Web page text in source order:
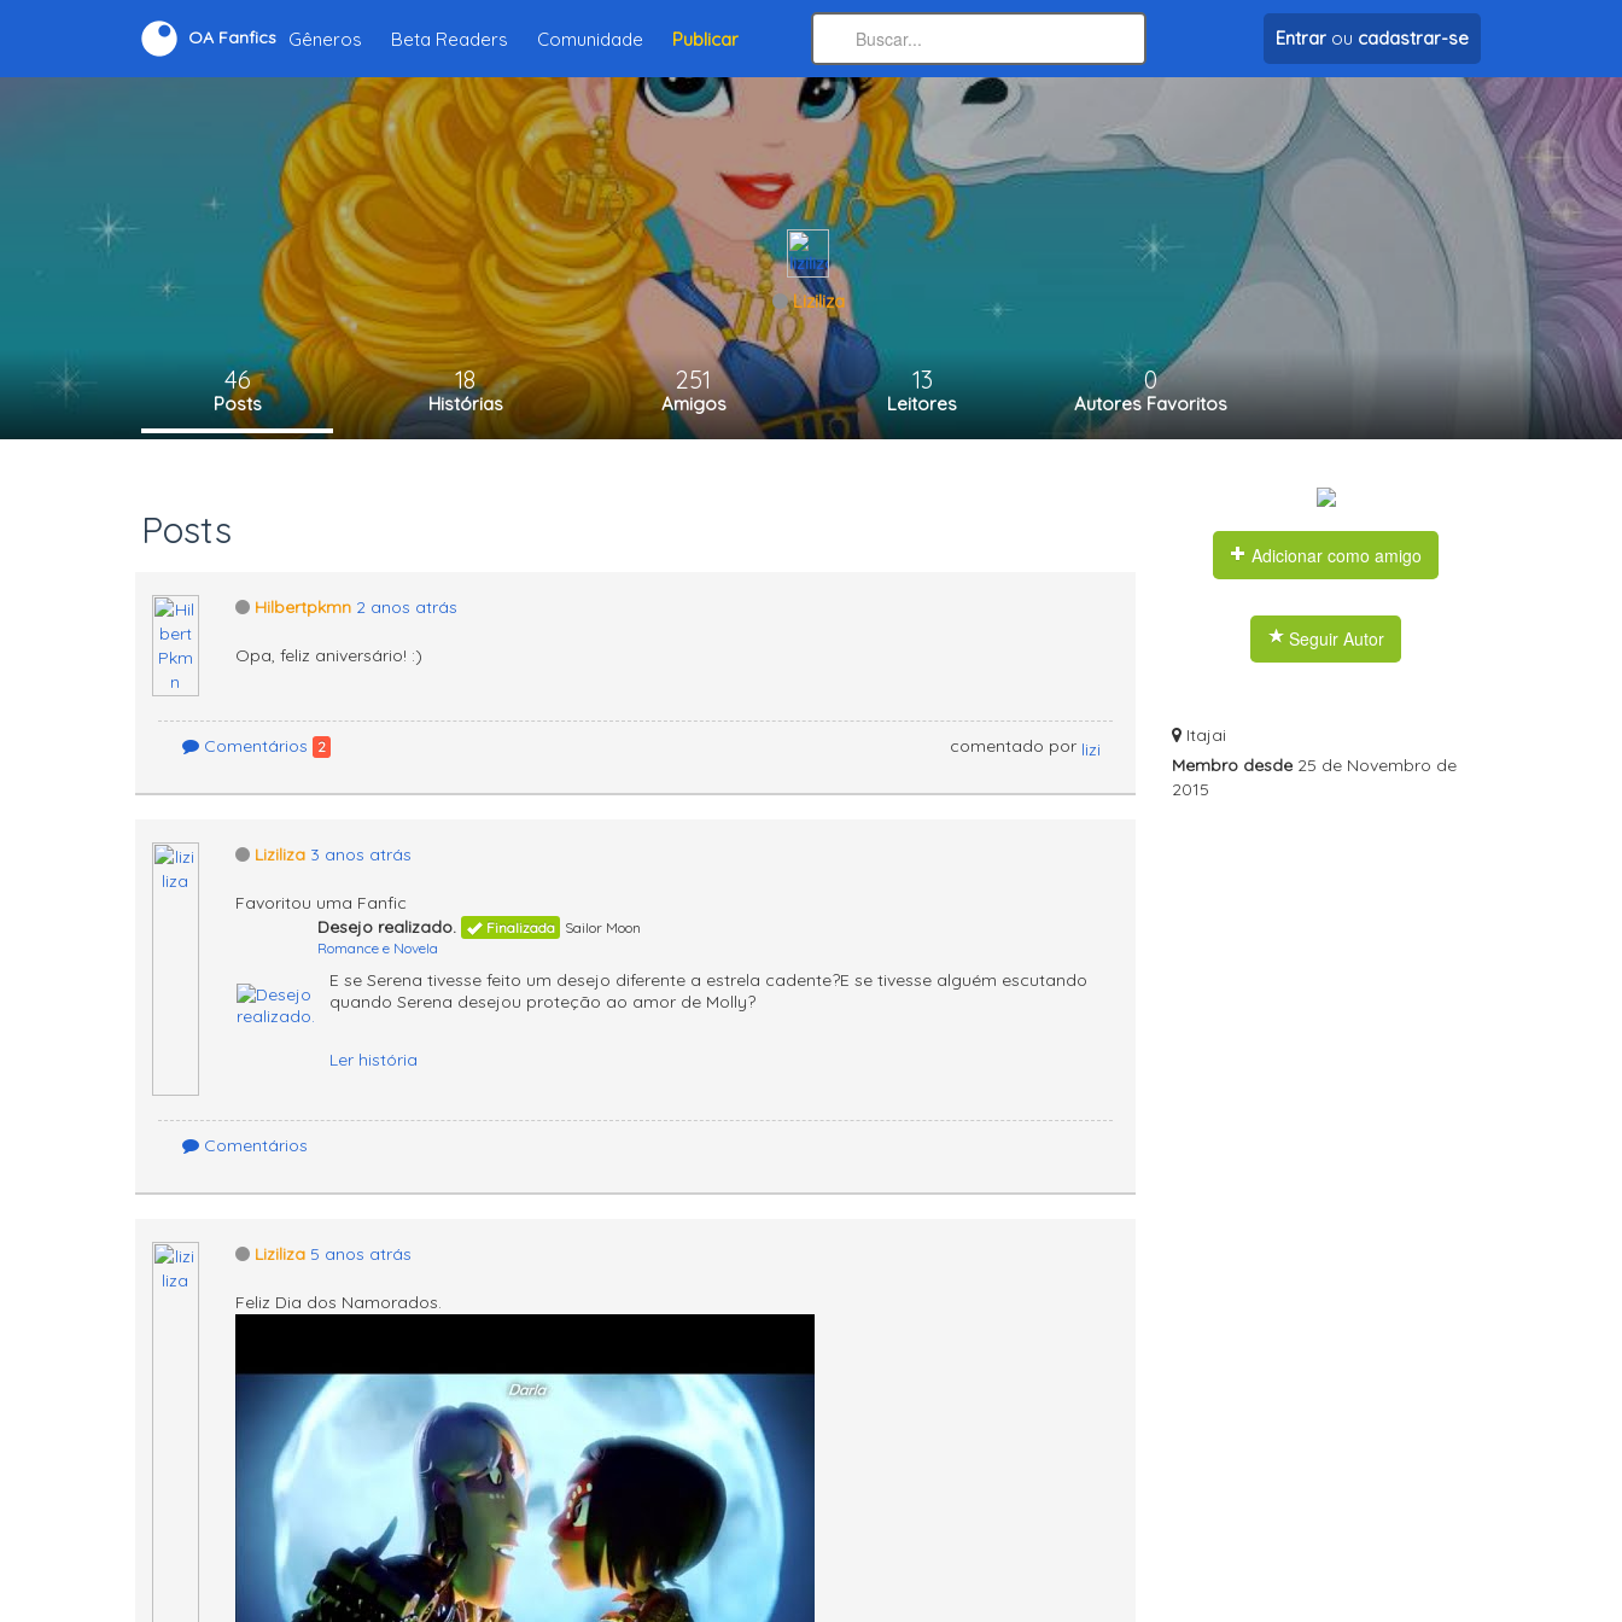
OA Fanfics Gêneros Beta Readers Comunidade Publicar Entrar ou cadastrar-se
Liziliza
46
Posts
18
Histórias
251
Amigos
13
Leitores
0
Autores Favoritos
Posts
Hilbertpkmn 2 anos atrás
Opa, feliz aniversário! :)
Comentários 2 comentado por
Liziliza 3 anos atrás
Favoritou uma Fanfic
Desejo realizado.
Finalizada
Sailor Moon
Romance e Novela
E se Serena tivesse feito um desejo diferente a estrela cadente?E se tivesse alguém escutando
quando Serena desejou proteção ao amor de Molly?
Ler história
Comentários
Liziliza 5 anos atrás
Feliz Dia dos Namorados.
Adicionar como amigo
Seguir Autor
Itajai
Membro desde25 de Novembro de
2015